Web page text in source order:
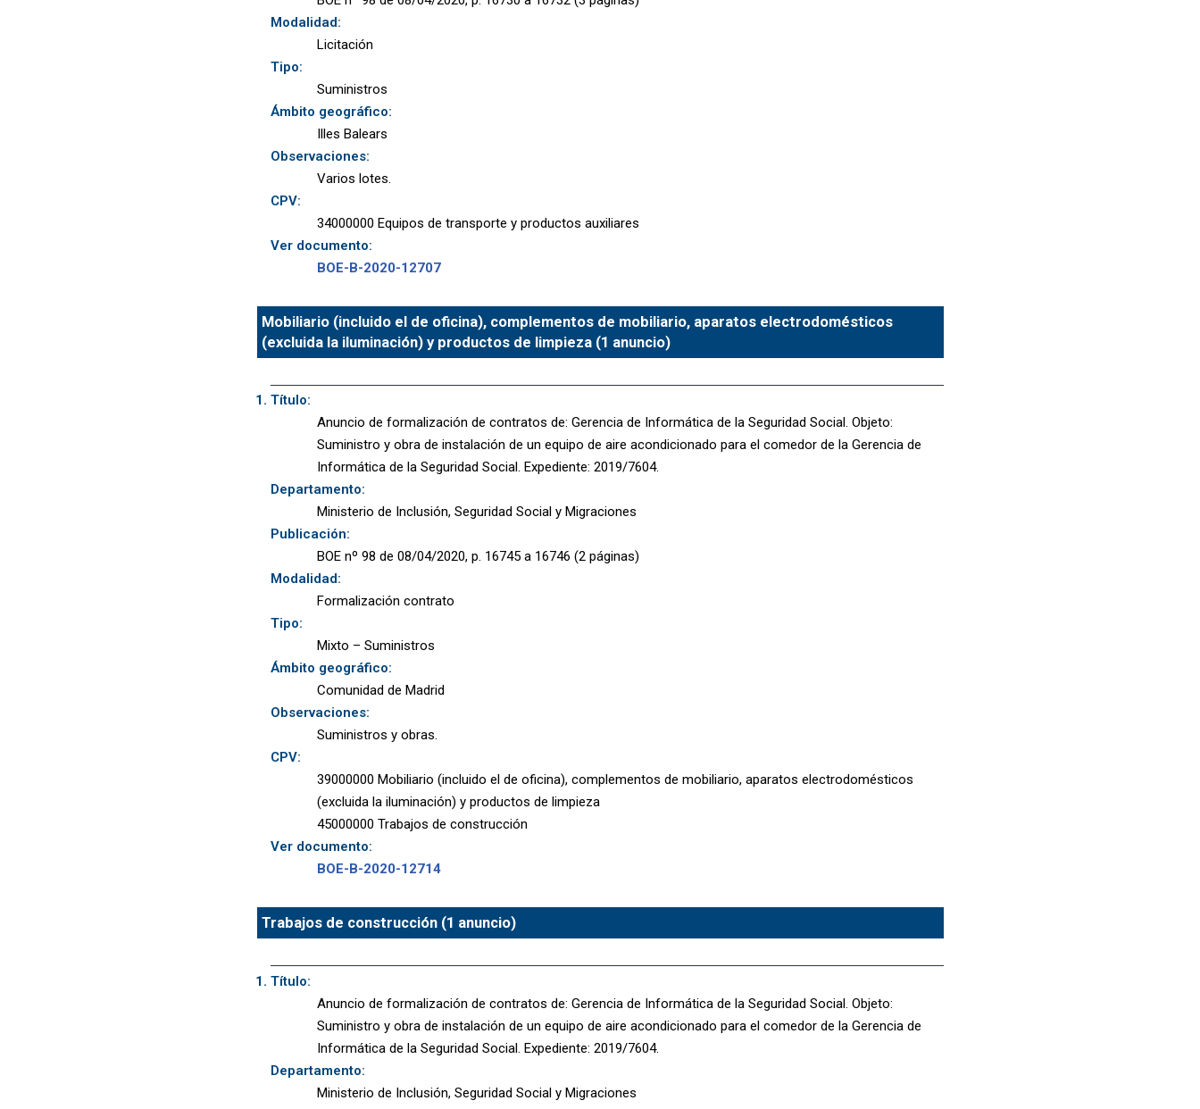
Modalidad:
Licitación
Tipo:
Suministros
Ámbito geográfico:
Illes Balears
Observaciones:
Varios lotes.
CPV:
34000000 Equipos de transporte y productos auxiliares
Ver documento:
BOE-B-2020-12707
Mobiliario (incluido el de oficina), complementos de mobiliario, aparatos electrodomésticos
(excluida la iluminación) y productos de limpieza (1 anuncio)
Título:
Anuncio de formalización de contratos de: Gerencia de Informática de la Seguridad Social. Objeto:
Suministro y obra de instalación de un equipo de aire acondicionado para el comedor de la Gerencia de
Informática de la Seguridad Social. Expediente: 2019/7604.
Departamento:
Ministerio de Inclusión, Seguridad Social y Migraciones
Publicación:
BOE nº 98 de 08/04/2020, p. 16745 a 16746 (2 páginas)
Modalidad:
Formalización contrato
Tipo:
Mixto – Suministros
Ámbito geográfico:
Comunidad de Madrid
Observaciones:
Suministros y obras.
CPV:
39000000 Mobiliario (incluido el de oficina), complementos de mobiliario, aparatos electrodomésticos
(excluida la iluminación) y productos de limpieza
45000000 Trabajos de construcción
Ver documento:
BOE-B-2020-12714
Trabajos de construcción (1 anuncio)
Título:
Anuncio de formalización de contratos de: Gerencia de Informática de la Seguridad Social. Objeto:
Suministro y obra de instalación de un equipo de aire acondicionado para el comedor de la Gerencia de
Informática de la Seguridad Social. Expediente: 2019/7604.
Departamento:
Ministerio de Inclusión, Seguridad Social y Migraciones